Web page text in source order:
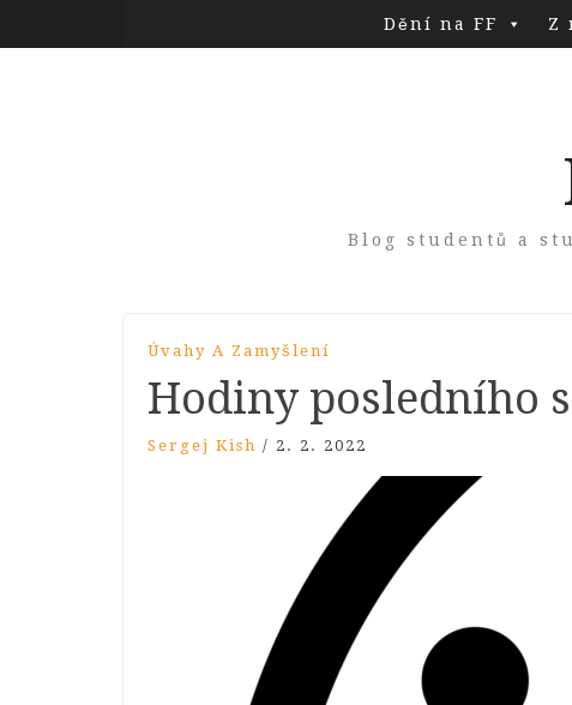
Dění na FF Z
Blog studentů a
Úvahy A Zamyšlení
Hodiny posledního
Sergej Kish / 2. 2. 2022